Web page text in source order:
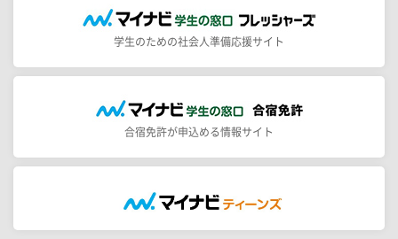
学生のための社会人準備応援サイト
合宿免許が申込める情報サイト